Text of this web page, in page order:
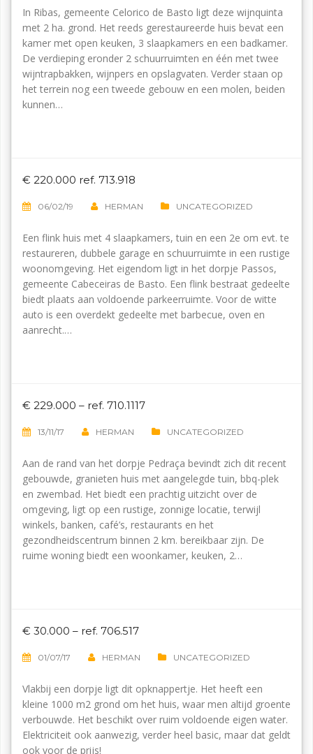
In Ribas, gemeente Celorico de Basto ligt deze wijnquinta
met 2 ha. grond. Het reeds gerestaureerde huis bevat een
kamer met open keuken, 3 slaapkamers en een badkamer.
De verdieping eronder 2 schuurruimten en één met twee
wijntrapbakken, wijnpers en opslagvaten. Verder staan op
het terrein nog een tweede gebouw en een molen, beiden
kunnen…
€ 220.000 ref. 713.918
06/02/19 HERMAN UNCATEGORIZED
Een flink huis met 4 slaapkamers, tuin en een 2e om evt. te
restaureren, dubbele garage en schuurruimte in een rustige
woonomgeving. Het eigendom ligt in het dorpje Passos,
gemeente Cabeceiras de Basto. Een flink bestraat gedeelte
biedt plaats aan voldoende parkeerruimte. Voor de witte
auto is een overdekt gedeelte met barbecue, oven en
aanrecht.…
€ 229.000 – ref. 710.1117
13/11/17 HERMAN UNCATEGORIZED
Aan de rand van het dorpje Pedraça bevindt zich dit recent
gebouwde, granieten huis met aangelegde tuin, bbq-plek
en zwembad. Het biedt een prachtig uitzicht over de
omgeving, ligt op een rustige, zonnige locatie, terwijl
winkels, banken, café’s, restaurants en het
gezondheidscentrum binnen 2 km. bereikbaar zijn. De
ruime woning biedt een woonkamer, keuken, 2…
€ 30.000 – ref. 706.517
01/07/17 HERMAN UNCATEGORIZED
Vlakbij een dorpje ligt dit opknappertje. Het heeft een
kleine 1000 m2 grond om het huis, waar men altijd groente
verbouwde. Het beschikt over ruim voldoende eigen water.
Elektriciteit ook aanwezig, verder heel basic, maar dat geldt
ook voor de prijs!